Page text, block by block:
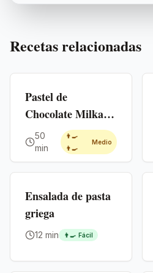
Recetas relacionadas
Pastel de
Chocolate Milka
(Tarta de
Cumpleaños)
50
min
👨‍🍳
👨‍🍳
Medio
Ensalada de pasta
griega
12 min 👨‍🍳 Fácil